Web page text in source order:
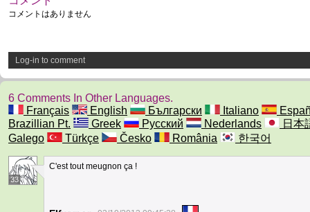
コメントはありません
Log-in to comment
6 Comments In Other Languages.
Français
English Български Italiano
Brazillian Pt.
Greek Русский Nederlands
日本
Galego
Türkçe Česko România 한국어
33
C'est tout meugnon ça !